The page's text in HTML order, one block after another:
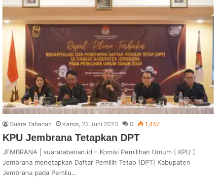
Suara Tabanan Kamis, 22 Juni 2023 0 1,457
KPU Jembrana Tetapkan DPT
JEMBRANA | suaratabanan.id – Komisi Pemilihan Umum ( KPU )
Jembrana menetapkan Daftar Pemilih Tetap (DPT) Kabupaten
Jembrana pada Pemilu…